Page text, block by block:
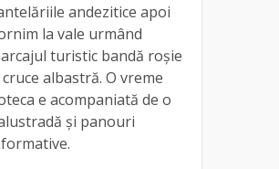
andezitice apoi
la vale urmând
turistic bandă roşie
cruce albastră. O vreme
e acompaniată de o
și panouri